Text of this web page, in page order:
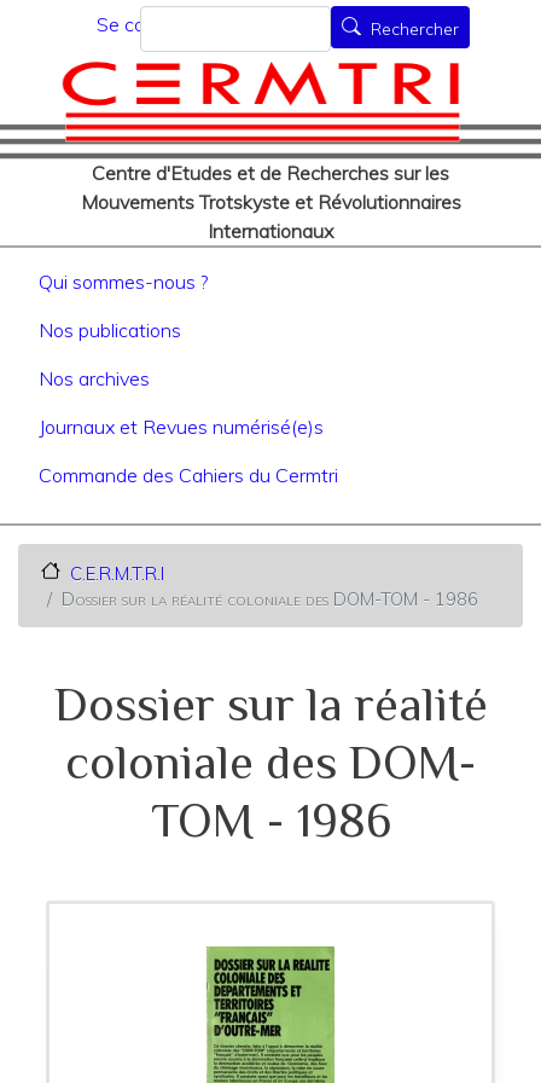
au
contenu
principal
Menu du compte de
Se connecter
Centre d'Etudes et de Recherches sur les
Mouvements Trotskyste et Révolutionnaires
Internationaux
Rechercher Rechercher
Navigation principale
Qui sommes-nous ?
Nos publications
Nos archives
Journaux et Revues numérisé(e)s
Commande des Cahiers du Cermtri
C.E.R.M.T.R.I
Dossier sur la réalité coloniale des DOM-TOM - 1986
Dossier sur la réalité
coloniale des DOM-
TOM - 1986